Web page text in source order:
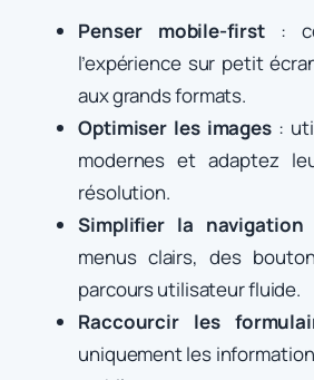
Penser mobile-first:
l’expérience sur petit
aux grands formats.
Optimiser les images :
modernes et adaptez
résolution.
Simplifier la navigation
menus clairs, des
parcours utilisateur fluide.
Raccourcir les
uniquement les